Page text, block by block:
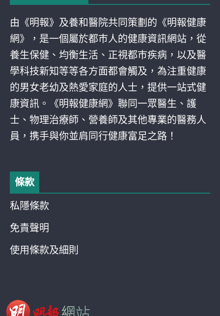
由《明報》及養和醫院共同策劃的《明報健康
網》，是一個屬於都巿人的健康資訊網站，從
養生保健、均衡生活、正視都巿疾病，以及醫
學科技新知等等各方面都會觸及，為注重健康
的男女老幼及熱愛家庭的人士，提供一站式健
康資訊。《明報健康網》聯同一眾醫生、護
士、物理治療師、營養師及其他專業的醫務人
員，携手與你並肩同行健康富足之路！
條款
私隱條款
免責聲明
使用條款及細則